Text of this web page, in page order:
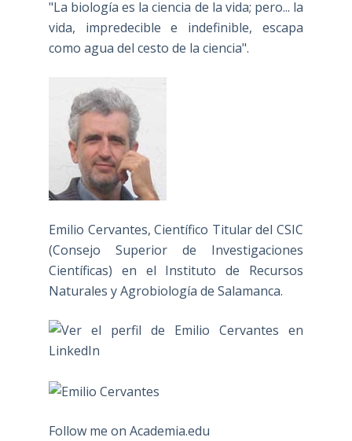
"La biología es la ciencia de la vida; pero... la
vida, impredecible e indefinible, escapa
como agua del cesto de la ciencia".
Emilio Cervantes, Científico Titular del CSIC
(Consejo Superior de Investigaciones
Científicas) en el Instituto de Recursos
Naturales y Agrobiología de Salamanca.
Follow me on Academia.edu